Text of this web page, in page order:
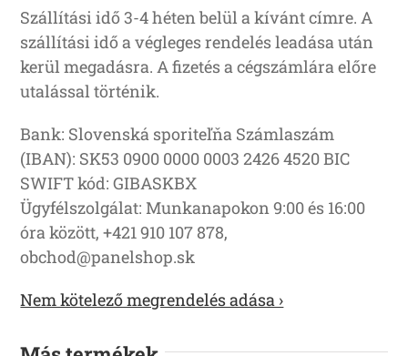
Szállítási idő 3-4 héten belül a kívánt címre. A
szállítási idő a végleges rendelés leadása után
kerül megadásra. A fizetés a cégszámlára előre
utalással történik.
Bank: Slovenská sporiteľňa Számlaszám
(IBAN): SK53 0900 0000 0003 2426 4520 BIC
SWIFT kód: GIBASKBX
Ügyfélszolgálat: Munkanapokon 9:00 és 16:00
óra között, +421 910 107 878,
obchod@panelshop.sk
Nem kötelező megrendelés adása ›